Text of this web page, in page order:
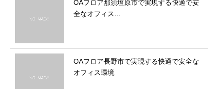
OAフロア那須塩原市で実現する快適で安
全なオフィス...
OAフロア長野市で実現する快適で安全な
オフィス環境